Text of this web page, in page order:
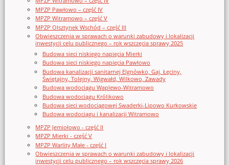
MPZP Pawłowo – część IV
MPZP Witramowo – część V
MPZP Olsztynek Wschód – część III
Obwieszczenia w sprawach o warunki zabudowy i lokalizacji
inwestycji celu publicznego – rok wszczęcia sprawy 2025
Budowa sieci niskiego napięcia Mierki
Budowa sieci niskiego napięcia Pawłowo
Budowa kanalizacji sanitarnej Elgnówko, Gaj, Łęciny,
Świętajny, Tolejny, Wigwałd, Wilkowo, Zawady
Budowa wodociągu Waplewo-Witramowo
Budowa wodociągu Królikowo
Budowa sieci wodociągowej Swaderki-Lipowo Kurkowskie
Budowa wodociągu i kanalizacji Witramowo
MPZP Jemiołowo - część II
MPZP Mierki - część V
MPZP Warlity Małe - część I
Obwieszczenia w sprawach o warunki zabudowy i lokalizacji
inwestycji celu publicznego – rok wszczęcia sprawy 2026